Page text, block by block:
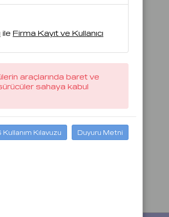
ile Firma Kayıt ve Kullanıcı
araçlarında baret ve
sahaya kabul
Kullanım Kılavuzu Duyuru Metni